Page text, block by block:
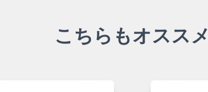
こちらもオススメ